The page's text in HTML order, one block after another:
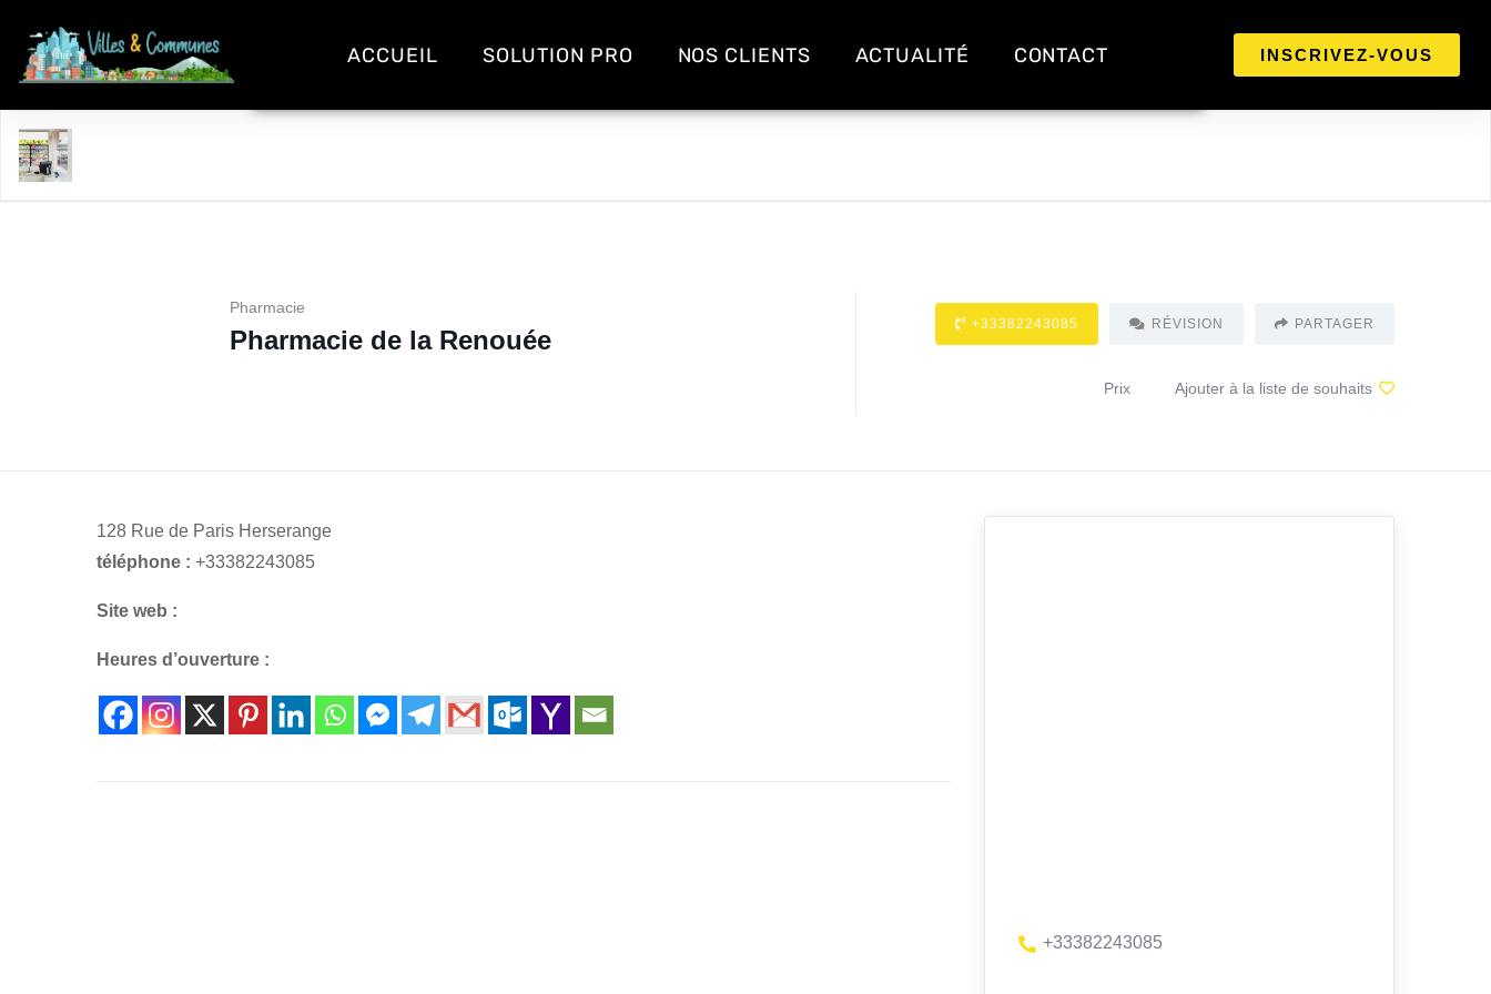
ACCUEIL SOLUTION PRO NOS CLIENTS ACTUALITÉ CONTACT INSCRIVEZ-VOUS
Pharmacie
Pharmacie de la Renouée
+33382243085 RÉVISION PARTAGER
Prix Ajouter à la liste de souhaits
128 Rue de Paris Herserange
téléphone : +33382243085
Site web :
Heures d’ouverture :
+33382243085